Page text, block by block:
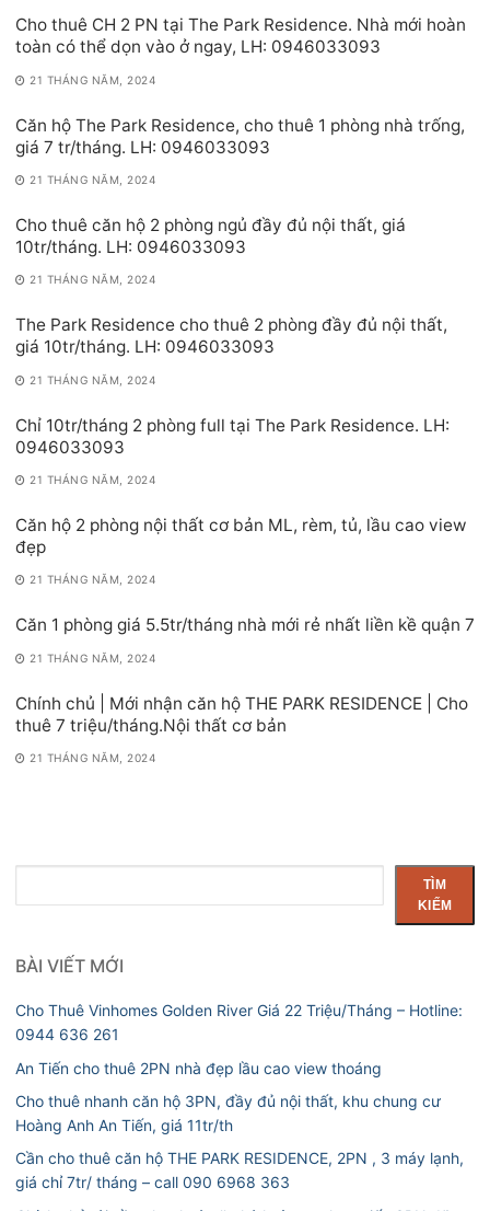
Cho thuê CH 2 PN tại The Park Residence. Nhà mới hoàn
toàn có thể dọn vào ở ngay, LH: 0946033093
21 THÁNG NĂM, 2024
Căn hộ The Park Residence, cho thuê 1 phòng nhà trống,
giá 7 tr/tháng. LH: 0946033093
21 THÁNG NĂM, 2024
Cho thuê căn hộ 2 phòng ngủ đầy đủ nội thất, giá
10tr/tháng. LH: 0946033093
21 THÁNG NĂM, 2024
The Park Residence cho thuê 2 phòng đầy đủ nội thất,
giá 10tr/tháng. LH: 0946033093
21 THÁNG NĂM, 2024
Chỉ 10tr/tháng 2 phòng full tại The Park Residence. LH:
0946033093
21 THÁNG NĂM, 2024
Căn hộ 2 phòng nội thất cơ bản ML, rèm, tủ, lầu cao view
đẹp
21 THÁNG NĂM, 2024
Căn 1 phòng giá 5.5tr/tháng nhà mới rẻ nhất liền kề quận 7
21 THÁNG NĂM, 2024
Chính chủ | Mới nhận căn hộ THE PARK RESIDENCE | Cho
thuê 7 triệu/tháng.Nội thất cơ bản
21 THÁNG NĂM, 2024
kiếm
TÌM
KIẾM
BÀI VIẾT MỚI
Cho Thuê Vinhomes Golden River Giá 22 Triệu/Tháng – Hotline:
0944 636 261
An Tiến cho thuê 2PN nhà đẹp lầu cao view thoáng
Cho thuê nhanh căn hộ 3PN, đầy đủ nội thất, khu chung cư
Hoàng Anh An Tiến, giá 11tr/th
Cần cho thuê căn hộ THE PARK RESIDENCE, 2PN , 3 máy lạnh,
giá chỉ 7tr/ tháng – call 090 6968 363